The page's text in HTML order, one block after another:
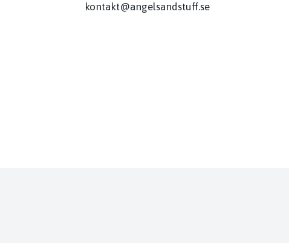
kontakt@angelsandstuff.se